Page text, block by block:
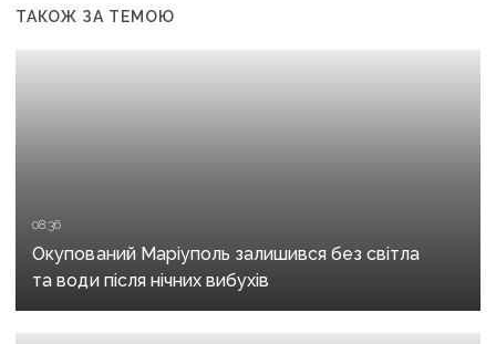
ТАКОЖ ЗА ТЕМОЮ
08:36
Окупований Маріуполь залишився без світла
та води після нічних вибухів